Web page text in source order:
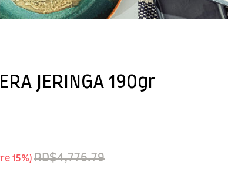
JERINGA 190gr
15% RD$4,776.79